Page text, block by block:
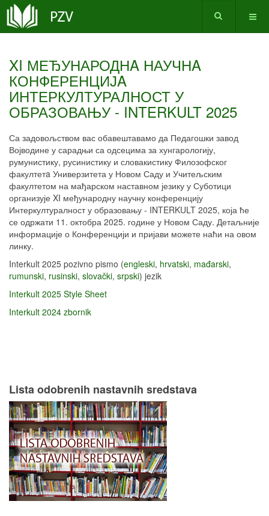
XI МЕЂУНАРОДНA НАУЧНA
КОНФЕРЕНЦИЈA
ИНТЕРКУЛТУРАЛНОСТ У
ОБРАЗОВАЊУ - INTERKULT 2025
Са задовољством вас обавештавамо да Педагошки завод
Војводине у сарадњи са одсецима за хунгарологију,
румунистику, русинистику и словакистику Филозофског
факултетa Универзитета у Новом Саду и Учитељским
факултетом на мађарском наставном језику у Суботици
организује XI међународну научну конференцију
Интеркултуралност у образовању - INTERKULT 2025, која ће
се одржати 11. октобра 2025. године у Новом Саду. Детаљније
информације о Конференцији и пријави можете наћи на овом
линку.
Interkult 2025 pozivno pismo (engleski, hrvatski, mađarski,
rumunski, rusinski, slovački, srpski) jezik
Interkult 2025 Style Sheet
Interkult 2024 zbornik
Lista odobrenih nastavnih sredstava